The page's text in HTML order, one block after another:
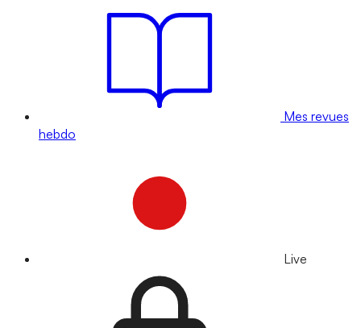
Mes revues
hebdo
Live